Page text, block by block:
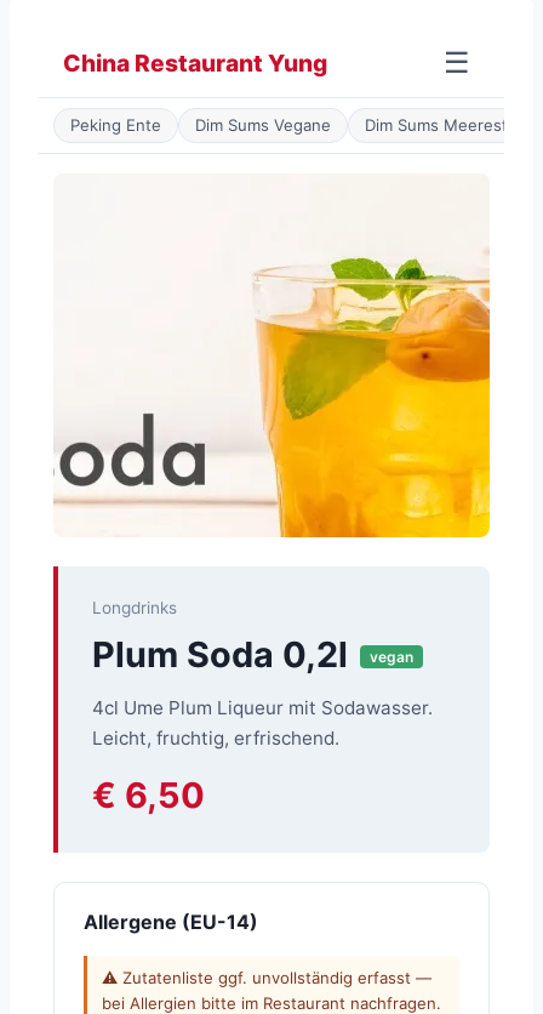
springen
China Restaurant Yung ☰
Peking Ente Dim Sums Vegane Dim Sums
Longdrinks
Plum Soda 0,2l vegan
4cl Ume Plum Liqueur mit Sodawasser.
Leicht, fruchtig, erfrischend.
€ 6,50
Allergene (EU-14)
⚠ Zutatenliste ggf. unvollständig erfasst —
bei Allergien bitte im Restaurant nachfragen.